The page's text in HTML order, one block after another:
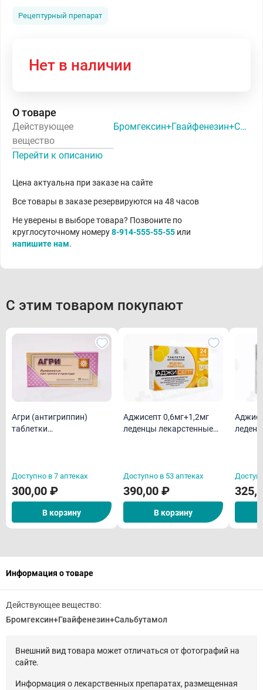
Рецептурный препарат
Нет в наличии
О товаре
Действующее
вещество
Бромгексин+Гвайфенезин+Сальбутамол
Перейти к описанию
Цена актуальна при заказе на сайте
Все товары в заказе резервируются на 48 часов
Не уверены в выборе товара? Позвоните по
круглосуточному номеру8-914-555-55-55 или
напишите нам.
С этим товаром покупают
Агри (антигриппин)
таблетки
Доступно в 7 аптеках
300,00 ₽
В корзину
Аджисепт 0,6мг+1,2мг
леденцы лекарстенные
Доступно в 53 аптеках
390,00 ₽
В корзину
Информация о товаре
Действующее вещество:
Бромгексин+Гвайфенезин+Сальбутамол
Внешний вид товара может отличаться от фотографий на
сайте.
Информация о лекарственных препаратах, размещенная